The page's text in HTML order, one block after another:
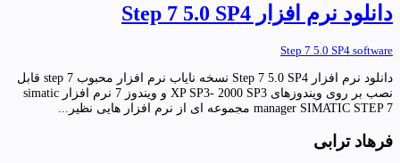
دانلود نرم افزار Step 7 5.0 SP4
Step 7 5.0 SP4 software
دانلود نرم افزار Step 7 5.0 SP4 نسخه نایاب نرم افزار محبوب step 7 قابل
نصب بر روی ویندوزهای XP SP3- 2000 SP3 و ویندوز 7 نرم افزار simatic
manager SIMATIC STEP 7 مجموعه ای از نرم افزار هایی نظیر...
فرهاد ترابی